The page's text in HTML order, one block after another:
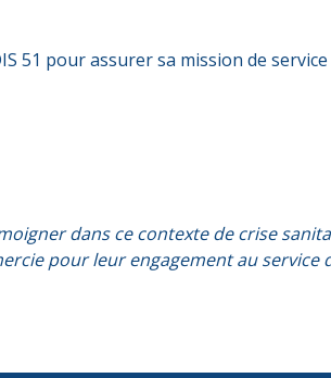
51 pour assurer sa mission de service
dans ce contexte de crise
pour leur engagement au service